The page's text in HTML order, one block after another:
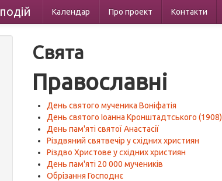
подій Календар Про проект Контакти
Свята
Православні
День святого мученика Воніфатія
День святого Іоанна Кронштадтського (1908)
День пам'яті святої Анастасії
Різдвяний святвечір у східних християн
Різдво Христове у східних християн
День пам'яті 20 000 мучеників
Обрізання Господнє